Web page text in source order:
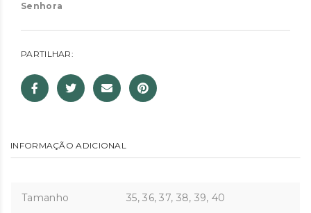
Senhora
PARTILHAR:
INFORMAÇÃO ADICIONAL
Tamanho 35, 36, 37, 38, 39, 40